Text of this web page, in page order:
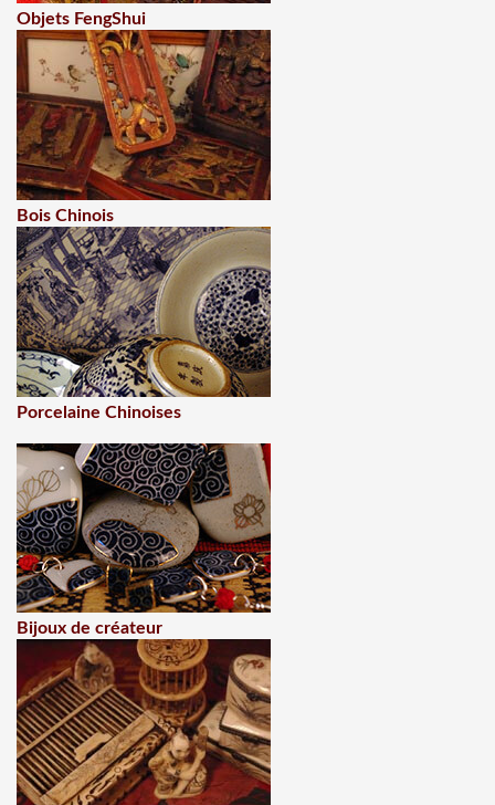
Objets FengShui
Bois Chinois
Porcelaine Chinoises
Bijoux de créateur